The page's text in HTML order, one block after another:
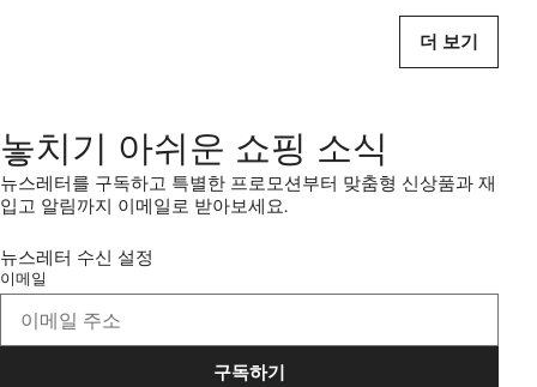
더 보기
놓치기 아쉬운 쇼핑 소식
뉴스레터를 구독하고 특별한 프로모션부터 맞춤형 신상품과 재
입고 알림까지 이메일로 받아보세요.
뉴스레터 수신 설정
이메일
구독하기